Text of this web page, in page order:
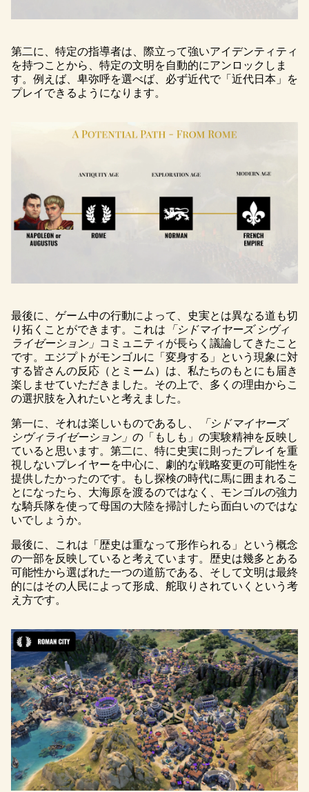
第二に、特定の指導者は、際立って強いアイデンティティ
を持つことから、特定の文明を自動的にアンロックしま
す。例えば、卑弥呼を選べば、必ず近代で「近代日本」を
プレイできるようになります。
最後に、ゲーム中の行動によって、史実とは異なる道も切
り拓くことができます。これは 「シドマイヤーズ シヴィ
ライゼーション」 コミュニティが長らく議論してきたこと
です。エジプトがモンゴルに「変身する」という現象に対
する皆さんの反応（とミーム）は、私たちのもとにも届き
楽しませていただきました。その上で、多くの理由からこ
の選択肢を入れたいと考えました。
第一に、それは楽しいものであるし、
「シドマイヤーズ
シヴィライゼーション」 の「もしも」の実験精神を反映し
ていると思います。第二に、特に史実に則ったプレイを重
視しないプレイヤーを中心に、劇的な戦略変更の可能性を
提供したかったのです。もし探検の時代に馬に囲まれるこ
とになったら、大海原を渡るのではなく、モンゴルの強力
な騎兵隊を使って母国の大陸を掃討したら面白いのではな
いでしょうか。
最後に、これは「歴史は重なって形作られる」という概念
の一部を反映していると考えています。歴史は幾多とある
可能性から選ばれた一つの道筋である、そして文明は最終
的にはその人民によって形成、舵取りされていくという考
え方です。